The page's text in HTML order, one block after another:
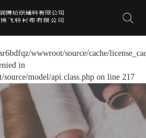
wwwroot/source/cache/
in
model/api.class.php on line 217